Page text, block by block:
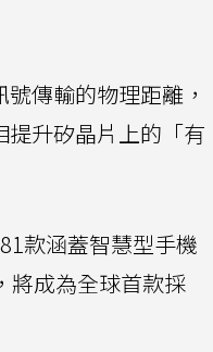
傳輸的物理距離，
升矽晶片上的「有
款涵蓋智慧型手機
將成為全球首款採